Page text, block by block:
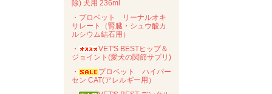
除) 犬用 236ml
・プロベット リーナルオキ
サレート（腎臓・シュウ酸カ
ルシウム結石用）
・
VET'S BESTヒップ＆
ジョイント(愛犬の関節サプリ)
・
プロベット ハイパー
セン CAT(アレルギー用）